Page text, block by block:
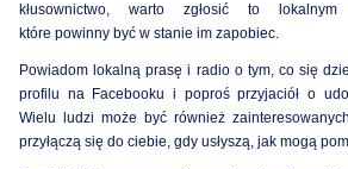
kłusownictwo, warto zgłosić to
które powinny być w stanie im zapobiec.
Powiadom lokalną prasę i radio o tym, co się
profilu na Facebooku i poproś przyjaciół o
Wielu ludzi może być również
przyłączą się do ciebie, gdy usłyszą, jak mogą